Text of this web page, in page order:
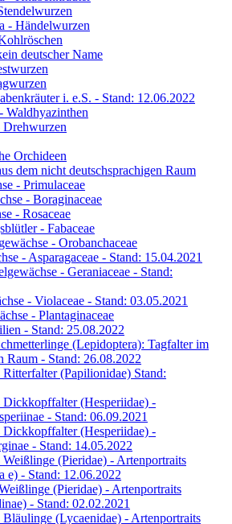
- Händelwurzen
deutscher Name
i. e.S. - Stand: 12.06.2022
Waldhyazinthen
Drehwurzen
Orchideen
dem nicht deutschsprachigen Raum
- Primulaceae
- Boraginaceae
- Rosaceae
- Fabaceae
- Orobanchaceae
- Asparagaceae - Stand: 15.04.2021
- Geraniaceae - Stand:
- Violaceae - Stand: 03.05.2021
- Plantaginaceae
- Stand: 25.08.2022
(Lepidoptera): Tagfalter im
Raum - Stand: 26.08.2022
(Papilionidae) Stand:
Dickkopffalter (Hesperiidae) -
- Stand: 06.09.2021
Dickkopffalter (Hesperiidae) -
- Stand: 14.05.2022
(Pieridae) - Artenportraits
e) - Stand: 12.06.2022
(Pieridae) - Artenportraits
- Stand: 02.02.2021
(Lycaenidae) - Artenportraits